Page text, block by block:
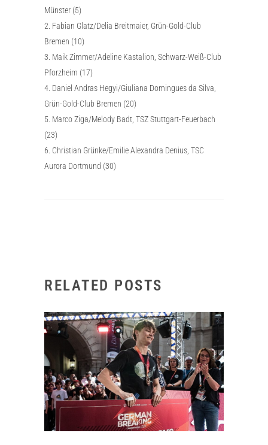
Münster (5)
2. Fabian Glatz/Delia Breitmaier, Grün-Gold-Club
Bremen (10)
3. Maik Zimmer/Adeline Kastalion, Schwarz-Weiß-Club
Pforzheim (17)
4. Daniel Andras Hegyi/Giuliana Domingues da Silva,
Grün-Gold-Club Bremen (20)
5. Marco Ziga/Melody Badt, TSZ Stuttgart-Feuerbach
(23)
6. Christian Grünke/Emilie Alexandra Denius, TSC
Aurora Dortmund (30)
RELATED POSTS